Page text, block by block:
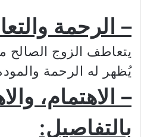
– الرحمة
يتعاطف الزوج الصالح
يُظهر له الرحمة
– الاهتمام،
بالتفاصيل: